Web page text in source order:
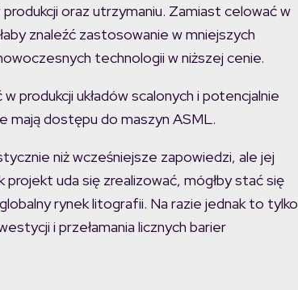
oraz utrzymaniu. Zamiast celować w
znaleźć zastosowanie w mniejszych
technologii w niższej cenie.
produkcji układów scalonych i potencjalnie
mają dostępu do maszyn ASML.
niż wcześniejsze zapowiedzi, ale jej
uda się zrealizować, mógłby stać się
rynek litografii. Na razie jednak to tylko
i przełamania licznych barier